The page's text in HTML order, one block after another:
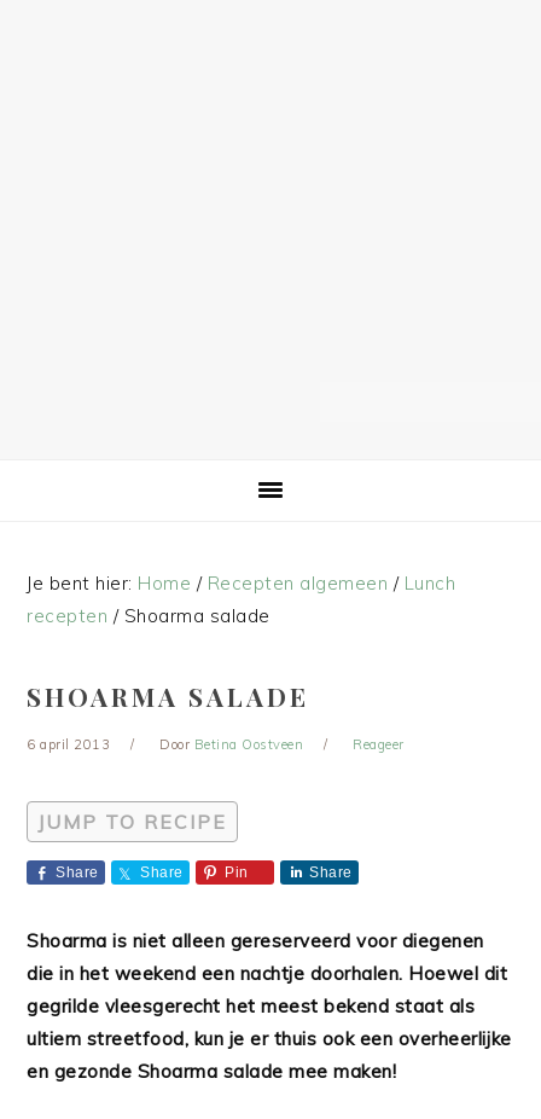
Je bent hier: Home / Recepten algemeen / Lunch
recepten /Shoarma salade
SHOARMA SALADE
6 april 2013 Door Betina Oostveen Reageer
JUMP TO RECIPE
Share Share Pin Share
Shoarma is niet alleen gereserveerd voor diegenen
die in het weekend een nachtje doorhalen. Hoewel dit
gegrilde vleesgerecht het meest bekend staat als
ultiem streetfood, kun je er thuis ook een overheerlijke
en gezonde Shoarma salade mee maken!